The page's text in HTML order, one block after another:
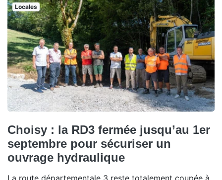
Locales
Choisy : la RD3 fermée jusqu’au 1er
septembre pour sécuriser un
ouvrage hydraulique
La route départementale 3 reste totalement coupée à